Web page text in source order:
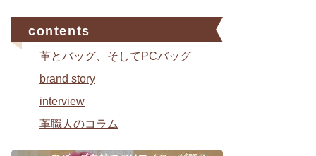
contents
革とバッグ、そしてPCバッグ
brand story
interview
革職人のコラム